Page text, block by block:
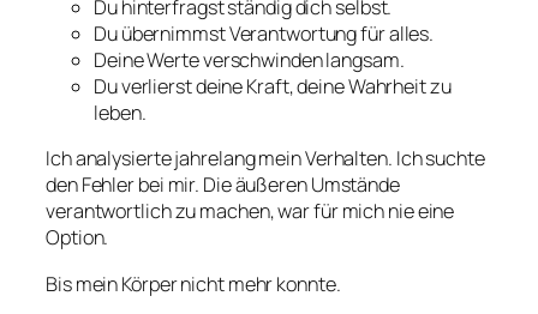
Du hinterfragst ständig dich selbst.
Du übernimmst Verantwortung für alles.
Deine Werte verschwinden langsam.
Du verlierst deine Kraft, deine Wahrheit zu
leben.
Ich analysierte jahrelang mein Verhalten. Ich suchte
den Fehler bei mir. Die äußeren Umstände
verantwortlich zu machen, war für mich nie eine
Option.
Bis mein Körper nicht mehr konnte.